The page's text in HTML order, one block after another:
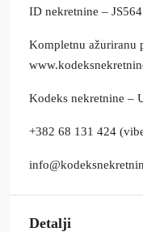
ID nekretnine – JS564
Kompletnu ažuriranu
Kodeks nekretnine –
+382 68 131 424
Detalji